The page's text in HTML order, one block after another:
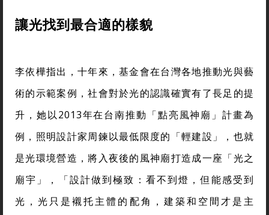
讓光找到最合適的樣貌
李依樺指出，十年來，基金會在台灣各地推動光與藝
術的示範案例，社會對於光的認識確實有了長足的提
升，她以2013年在台南推動「點亮風神廟」計畫為
例，照明設計家周鍊以最低限度的「輕建設」，也就
是光環境營造，將入夜後的風神廟打造成一座「光之
廟宇」，「設計做到極致：看不到燈，但能感受到
光，光只是襯托主體的配角，建築和空間才是主